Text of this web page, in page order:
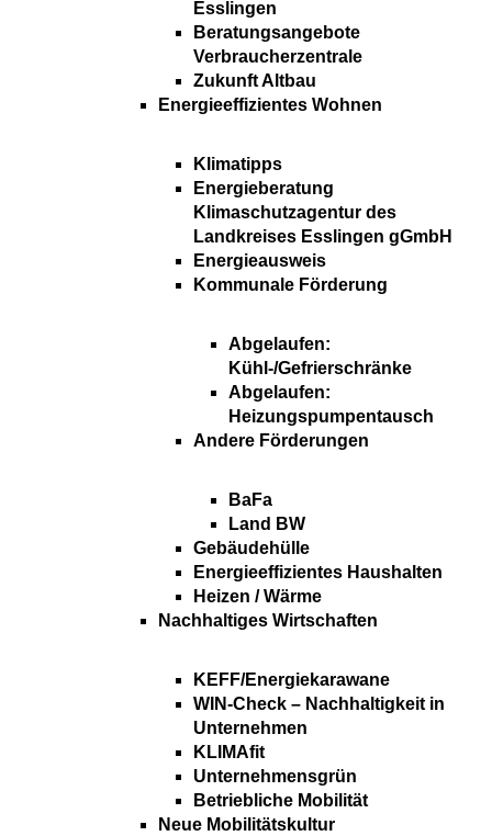
Esslingen
Beratungsangebote
Verbraucherzentrale
Zukunft Altbau
Energieeffizientes Wohnen
Klimatipps
Energieberatung
Klimaschutzagentur des
Landkreises Esslingen gGmbH
Energieausweis
Kommunale Förderung
Abgelaufen:
Kühl-/Gefrierschränke
Abgelaufen:
Heizungspumpentausch
Andere Förderungen
BaFa
Land BW
Gebäudehülle
Energieeffizientes Haushalten
Heizen / Wärme
Nachhaltiges Wirtschaften
KEFF/Energiekarawane
WIN-Check – Nachhaltigkeit in
Unternehmen
KLIMAfit
Unternehmensgrün
Betriebliche Mobilität
Neue Mobilitätskultur